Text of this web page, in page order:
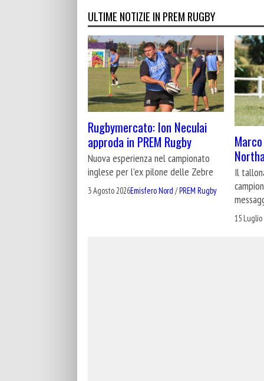
ULTIME NOTIZIE IN PREM RUGBY
Rugbymercato: Ion Neculai
approda in PREM Rugby
Nuova esperienza nel campionato
inglese per l'ex pilone delle Zebre
3 Agosto 2026Emisfero Nord /PREM Rugby
Il
15 Luglio